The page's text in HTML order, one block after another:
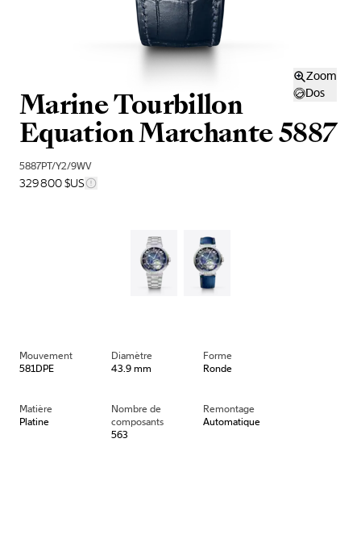
Zoom
Dos
Marine Tourbillon
Equation Marchante 5887
5887PT/Y2/9WV
329 800 $US
Mouvement
581DPE
Diamètre
43.9 mm
Forme
Ronde
Matière
Platine
Nombre de
composants
563
Remontage
Automatique